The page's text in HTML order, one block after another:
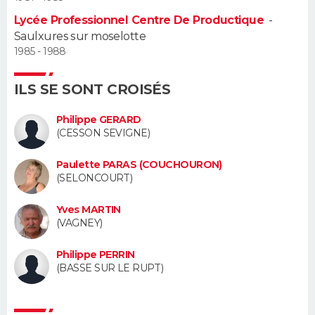
Alimentation
Guide de la santé
Maladies
Médicaments
Sommeil
VOYAGE
BONS PLANS
CARTE DE VOEUX
Carte de Noël
Carte Bonne année
Carte Saint-Valentin
Carte Pâques
Carte d'anniversaire
DICTIONNAIRE
Dictionnaire
Biographies
Citations
Expressions
Proverbes
PROGRAMME TV
COPAINS D'AVANT
Lycée Professionnel Centre De Productique -
Saulxures sur moselotte
1985 - 1988
ILS SE SONT CROISÉS
Philippe GERARD
(CESSON SEVIGNE)
Paulette PARAS (COUCHOURON)
(SELONCOURT)
Yves MARTIN
(VAGNEY)
Philippe PERRIN
(BASSE SUR LE RUPT)